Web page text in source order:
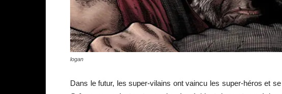
logan
Dans le futur, les super-vilains ont vaincu les super-héros et